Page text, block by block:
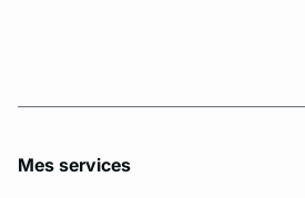
Mes services